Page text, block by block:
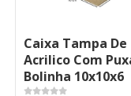
Caixa Tampa De
Acrilico Com
Bolinha 10x10x6